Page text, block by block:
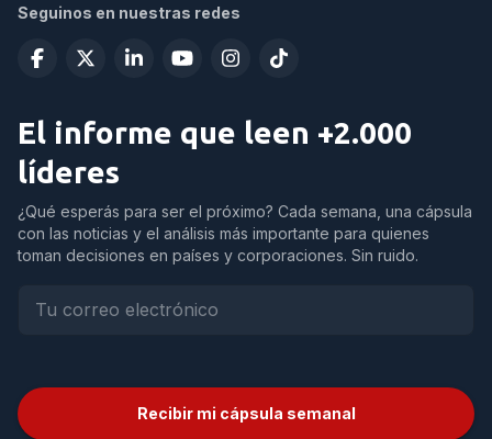
Seguinos en nuestras redes
El informe que leen +2.000
líderes
¿Qué esperás para ser el próximo? Cada semana, una cápsula
con las noticias y el análisis más importante para quienes
toman decisiones en países y corporaciones. Sin ruido.
Recibir mi cápsula semanal